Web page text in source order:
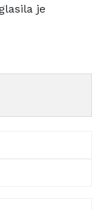
je